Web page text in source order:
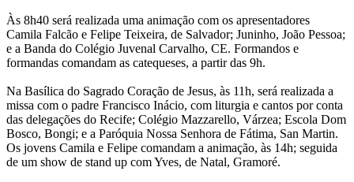
Às 8h40 será realizada uma animação com os apresentadores
Camila Falcão e Felipe Teixeira, de Salvador; Juninho, João Pessoa;
e a Banda do Colégio Juvenal Carvalho, CE. Formandos e
formandas comandam as catequeses, a partir das 9h.
Na Basílica do Sagrado Coração de Jesus, às 11h, será realizada a
missa com o padre Francisco Inácio, com liturgia e cantos por conta
das delegações do Recife; Colégio Mazzarello, Várzea; Escola Dom
Bosco, Bongi; e a Paróquia Nossa Senhora de Fátima, San Martin.
Os jovens Camila e Felipe comandam a animação, às 14h; seguida
de um show de stand up com Yves, de Natal, Gramoré.